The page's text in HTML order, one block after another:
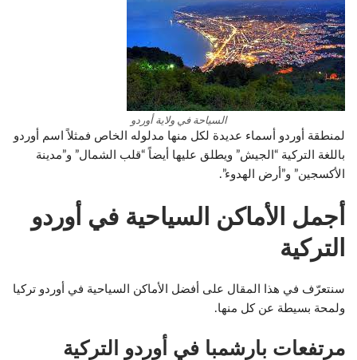
السياحة في ولاية أوردو
لمنطقة أوردو أسماء عديدة لكل منها مدلوله الخاص فمثلاً اسم أوردو
باللغة التركية “الجيش” ويطلق عليها أيضاً “قلب الشمال” و”مدينة
الأكسجين” و”أرض الهدوء”.
أجمل الأماكن السياحية في أوردو
التركية
سنتعرّف في هذا المقال على أفضل الأماكن السياحية في أوردو تركيا
ولمحة بسيطة عن كل منها.
مرتفعات بارشمبا في أوردو التركية